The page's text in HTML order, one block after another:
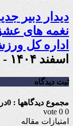
دیدار دبیر
نغمه های
اداره کل
اسفند ۱۴۰۴ - ۱۲:۲۰
ثبت دیدگاه
مجموع دیدگاهها : 0
0
0
vote
امتیازات مقاله